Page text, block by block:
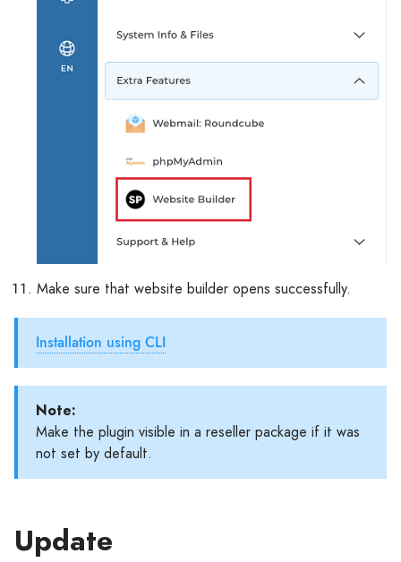
Make sure that website builder opens successfully.
Installation using CLI
Note:
Make the plugin visible in a reseller package if it was
not set by default.
Update